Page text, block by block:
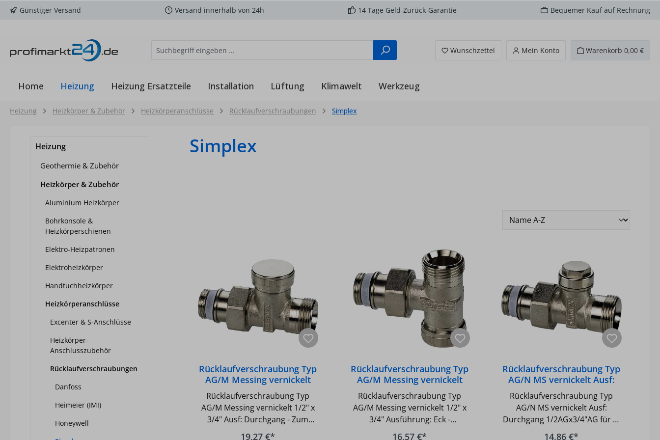
Hauptinhalt springen
Zur Suche springen
Zur Hauptnavigation springen
Günstiger Versand Versand innerhalb von 24h 14 Tage Geld-Zurück-Garantie Bequemer Kauf auf Rechnung
Wunschzettel Du hast 0 Produkte auf dem Merkzettel
Mein Konto Warenkorb 0,00 €
Home Heizung Heizung Ersatzteile Installation Lüftung Klimawelt Werkzeug
Heizung Heizkörper & Zubehör Heizkörperanschlüsse Rücklaufverschraubungen Simplex
Heizung
Geothermie & Zubehör
Heizkörper & Zubehör
Aluminium Heizkörper
Bohrkonsole &
Heizkörperschienen
Elektro-Heizpatronen
Elektroheizkörper
Handtuchheizkörper
Heizkörperanschlüsse
Excenter & S-Anschlüsse
Heizkörper-
Anschlusszubehör
Rücklaufverschraubungen
Danfoss
Heimeier (IMI)
Honeywell
Simplex
Rücklaufverschraubung Typ
AG/M Messing vernickelt
1/2" x 3/4" Ausf: Durchgang
Rücklaufverschraubung Typ
AG/M Messing vernickelt 1/2" x
3/4" Ausf: Durchgang - Zum
Voreinstellen, Füllen und
19,27 €*
Rücklaufverschraubung Typ
AG/M Messing vernickelt
1/2" x 3/4" Ausführung: Eck
Rücklaufverschraubung Typ
AG/M Messing vernickelt 1/2" x
3/4" Ausführung: Eck -
Absperrbar - Regulierbar -
16,57 €*
Rücklaufverschraubung Typ
AG/N MS vernickelt Ausf:
Durchgang 1/2AGx3/4"AG
für Kl
Rücklaufverschraubung Typ
AG/N MS vernickelt Ausf:
Durchgang 1/2AGx3/4"AG für Kl
- DN 20 (3/4) Eurokonus für den
14,86 €*